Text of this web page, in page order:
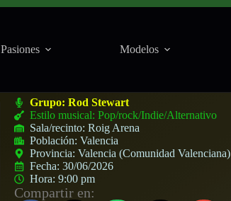
Pasiones Modelos
Grupo:Rod Stewart
Estilo musical: Pop/rock/Indie/Alternativo
Sala/recinto:Roig Arena
Población:Valencia
Provincia:Valencia (Comunidad Valenciana)
Fecha:30/06/2026
Hora:9:00 pm
Compartir en: